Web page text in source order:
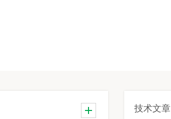
技术文章